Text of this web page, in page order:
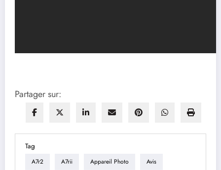
Partager sur:
Tag
A7r2 A7rii Appareil Photo Avis